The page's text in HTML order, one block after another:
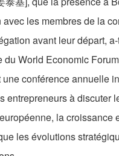
avec les membres de la
avant leur départ,
du World Economic
conférence annuelle
entrepreneurs à discuter
la croissance
les évolutions